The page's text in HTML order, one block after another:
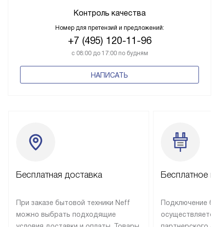
Контроль качества
Номер для претензий и предложений:
+7 (495) 120-11-96
с 08:00 до 17:00 по будням
НАПИСАТЬ
Бесплатная доставка
При заказе бытовой техники Neff
можно выбрать подходящие
Бесплатное
Подключение